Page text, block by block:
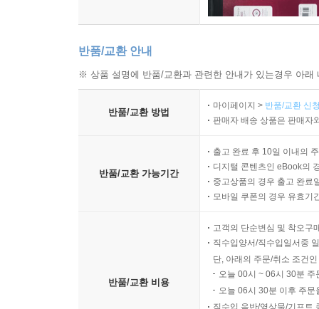
반품/교환 안내
※ 상품 설명에 반품/교환과 관련한 안내가 있는경우 아
반품/교환 방법
마이페이지 > 반품/교환 신
판매자 배송 상품은 판매자
반품/교환 가능기간
출고 완료 후 10일 이내의
디지털 콘텐츠인 eBook의
중고상품의 경우 출고 완료
모바일 쿠폰의 경우 유효기
반품/교환 비용
고객의 단순변심 및 착오구
직수입양서/직수입일서중
단, 아래의 주문/취소 조건
오늘 00시 ~ 06시 30분
오늘 06시 30분 이후 주
직수입 음반/영상물/기프트